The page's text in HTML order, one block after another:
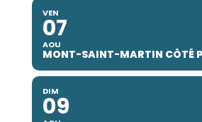
VEN
07
AOU
MONT-SAINT-MARTIN CÔTÉ
DIM
09